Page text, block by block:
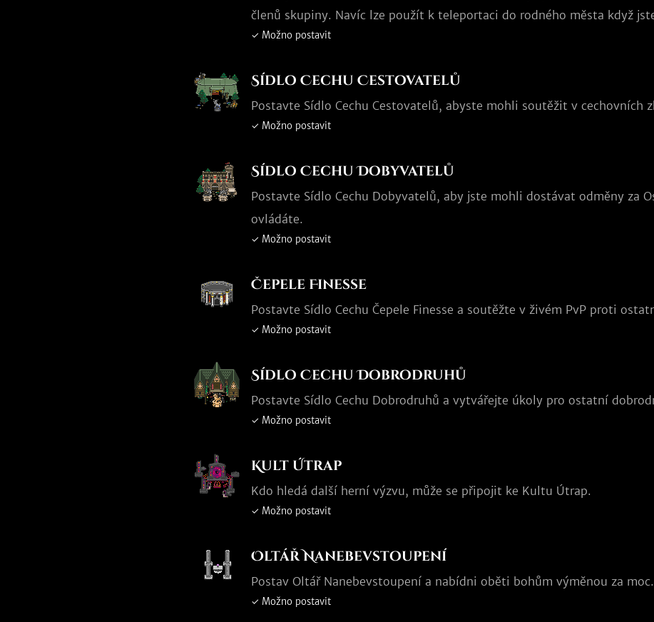
členů skupiny. Navíc lze použít k teleportaci do rodného města když
✓ Možno postavit
Sídlo Cechu Cestovatelů
Postavte Sídlo Cechu Cestovatelů, abyste mohli soutěžit v cechovních
✓ Možno postavit
Sídlo Cechu Dobyvatelů
Postavte Sídlo Cechu Dobyvatelů, aby jste mohli dostávat odměny za
ovládáte.
✓ Možno postavit
Čepele Finesse
Postavte Sídlo Cechu Čepele Finesse a soutěžte v živém PvP proti
✓ Možno postavit
Sídlo Cechu Dobrodruhů
Postavte Sídlo Cechu Dobrodruhů a vytvářejte úkoly pro ostatní
✓ Možno postavit
Kult Útrap
Kdo hledá další herní výzvu, může se připojit ke Kultu Útrap.
✓ Možno postavit
Oltář Nanebevstoupení
Postav Oltář Nanebevstoupení a nabídni oběti bohům výměnou za moc.
✓ Možno postavit